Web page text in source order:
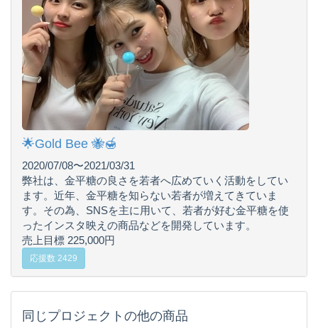
🌟Gold Bee 🐝🍯
2020/07/08〜2021/03/31
弊社は、金平糖の良さを若者へ広めていく活動をしてい
ます。近年、金平糖を知らない若者が増えてきていま
す。その為、SNSを主に用いて、若者が好む金平糖を使
ったインスタ映えの商品などを開発しています。
売上目標 225,000円
応援数 2429
同じプロジェクトの他の商品